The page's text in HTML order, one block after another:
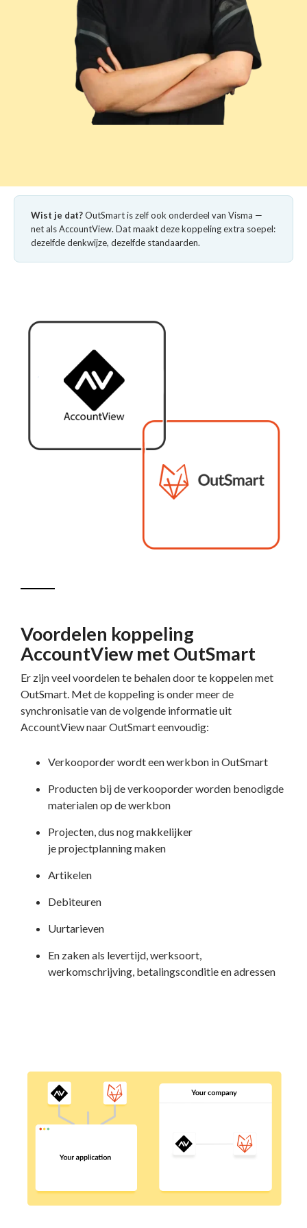
Wist je dat?OutSmart is zelf ook onderdeel van Visma —
net als AccountView. Dat maakt deze koppeling extra soepel:
dezelfde denkwijze, dezelfde standaarden.
Voordelen koppeling
AccountView met OutSmart
Er zijn veel voordelen te behalen door te koppelen met
OutSmart. Met de koppeling is onder meer de
synchronisatie van de volgende informatie uit
AccountView naar OutSmart eenvoudig:
Verkooporder wordt een werkbon in OutSmart
Producten bij de verkooporder worden benodigde
materialen op de werkbon
Projecten, dus nog makkelijker
jeprojectplanningmaken
Artikelen
Debiteuren
Uurtarieven
En zaken als levertijd, werksoort,
werkomschrijving, betalingsconditie en adressen